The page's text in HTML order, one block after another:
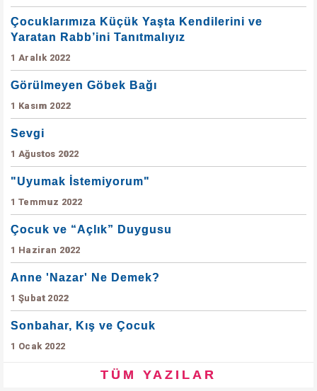
Çocuklarımıza Küçük Yaşta Kendilerini ve
Yaratan Rabb’ini Tanıtmalıyız
1 Aralık 2022
Görülmeyen Göbek Bağı
1 Kasım 2022
Sevgi
1 Ağustos 2022
"Uyumak İstemiyorum"
1 Temmuz 2022
Çocuk ve “Açlık” Duygusu
1 Haziran 2022
Anne 'Nazar' Ne Demek?
1 Şubat 2022
Sonbahar, Kış ve Çocuk
1 Ocak 2022
TÜM YAZILAR